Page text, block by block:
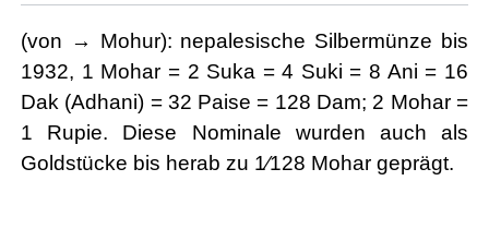
(von → Mohur): nepalesische Silbermünze bis
1932, 1 Mohar = 2 Suka = 4 Suki = 8 Ani = 16
Dak (Adhani) = 32 Paise = 128 Dam; 2 Mohar =
1 Rupie. Diese Nominale wurden auch als
Goldstücke bis herab zu 1⁄128 Mohar geprägt.